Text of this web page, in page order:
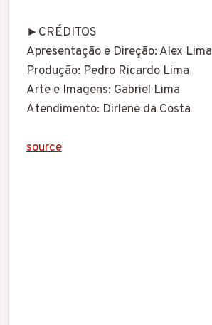
►CRÉDITOS
Apresentação e Direção: Alex Lima
Produção: Pedro Ricardo Lima
Arte e Imagens: Gabriel Lima
Atendimento: Dirlene da Costa
source